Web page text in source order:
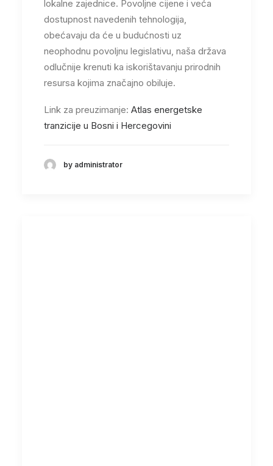
lokalne zajednice. Povoljne cijene i veća
dostupnost navedenih tehnologija,
obećavaju da će u budućnosti uz
neophodnu povoljnu legislativu, naša država
odlučnije krenuti ka iskorištavanju prirodnih
resursa kojima značajno obiluje.
Link za preuzimanje: Atlas energetske
tranzicije u Bosni i Hercegovini
by administrator